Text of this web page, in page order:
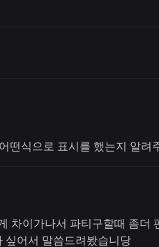
떤식으로 표시를 했는지 알려
차이가나서 파티구할때 좀더
싶어서 말씀드려봤습니당